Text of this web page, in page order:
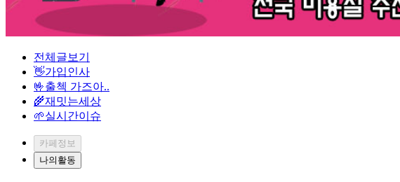
전체글보기
👋가입인사
🤟출첵 가즈아..
🌾재밋는세상
🌱실시간이슈
카페정보
나의활동